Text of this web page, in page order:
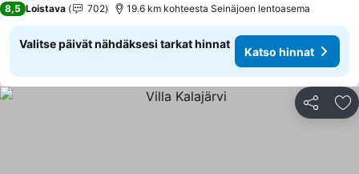
8,5 Loistava 702 19.6 km kohteesta Seinäjoen lentoasema
Valitse päivät nähdäksesi tarkat hinnat
Katso hinnat
Jaa